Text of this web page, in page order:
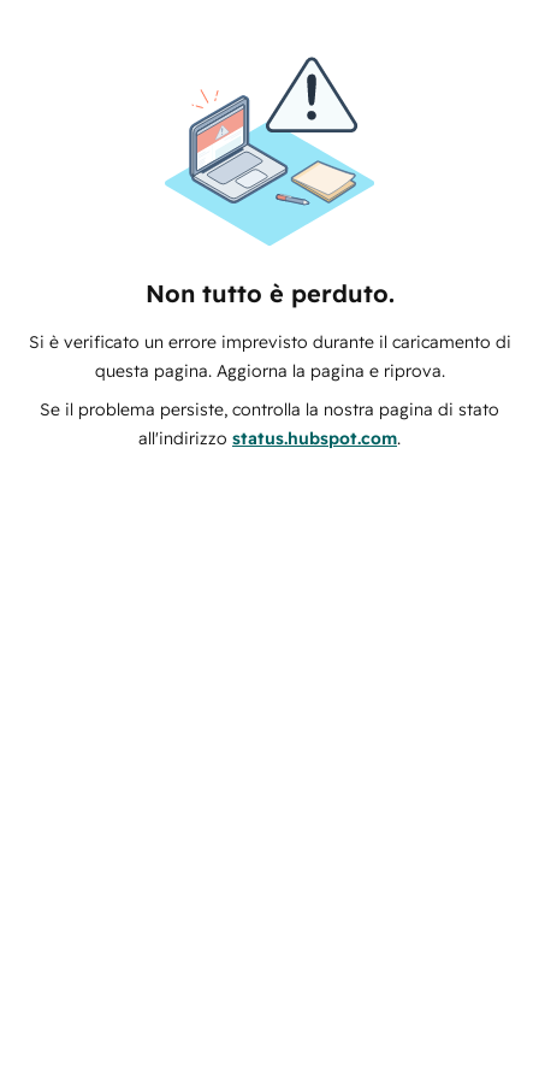
Non tutto è perduto.
Si è verificato un errore imprevisto durante il caricamento di
questa pagina. Aggiorna la pagina e riprova.
Se il problema persiste, controlla la nostra pagina di stato
all'indirizzo status.hubspot.com.